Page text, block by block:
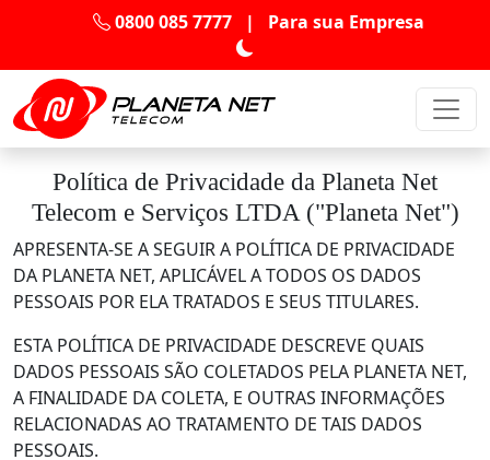
0800 085 7777 | Para sua Empresa
Política de Privacidade da Planeta Net
Telecom e Serviços LTDA ("Planeta Net")
APRESENTA-SE A SEGUIR A POLÍTICA DE PRIVACIDADE
DA PLANETA NET, APLICÁVEL A TODOS OS DADOS
PESSOAIS POR ELA TRATADOS E SEUS TITULARES.
ESTA POLÍTICA DE PRIVACIDADE DESCREVE QUAIS
DADOS PESSOAIS SÃO COLETADOS PELA PLANETA NET,
A FINALIDADE DA COLETA, E OUTRAS INFORMAÇÕES
RELACIONADAS AO TRATAMENTO DE TAIS DADOS
PESSOAIS.